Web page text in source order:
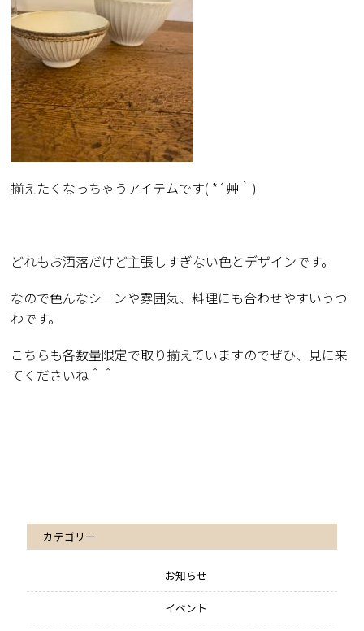
揃えたくなっちゃうアイテムです( *´艸｀)
どれもお洒落だけど主張しすぎない色とデザインです。
なので色んなシーンや雰囲気、料理にも合わせやすいうつ
わです。
こちらも各数量限定で取り揃えていますのでぜひ、見に来
てくださいね＾＾
カテゴリー
お知らせ
イベント